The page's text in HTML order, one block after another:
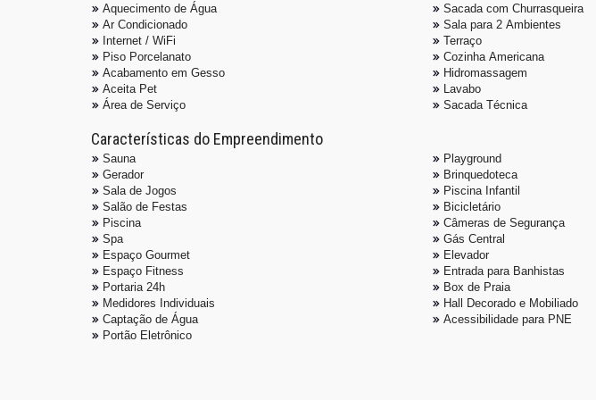
Aquecimento de Água
Ar Condicionado
Internet / WiFi
Piso Porcelanato
Acabamento em Gesso
Aceita Pet
Área de Serviço
Sacada com Churrasqueira
Sala para 2 Ambientes
Terraço
Cozinha Americana
Hidromassagem
Lavabo
Sacada Técnica
Características do Empreendimento
Sauna
Gerador
Sala de Jogos
Salão de Festas
Piscina
Spa
Espaço Gourmet
Espaço Fitness
Portaria 24h
Medidores Individuais
Captação de Água
Portão Eletrônico
Playground
Brinquedoteca
Piscina Infantil
Bicicletário
Câmeras de Segurança
Gás Central
Elevador
Entrada para Banhistas
Box de Praia
Hall Decorado e Mobiliado
Acessibilidade para PNE